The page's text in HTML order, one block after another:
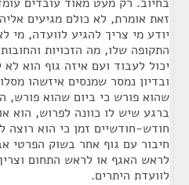
זאת אומרת, לא כולם מגיעים
יודע מי צריך להגיע לוועדה, מי
התקופה שלו, מה הזכויות
יכול לעבוד ועם איזה גוף הוא לא
ובדיון נמסר שמנסים איזשהו
שהוא פורש כי ביום שהוא פורש,
ברגע שיש לו כוונה לפרוש, הוא
חודש-חודשיים זמן כי הוא רוצה
חיבור עם גוף אחר בשוק הפרטי
לראש האגף או לראש התחום
לוועדת היתרים.